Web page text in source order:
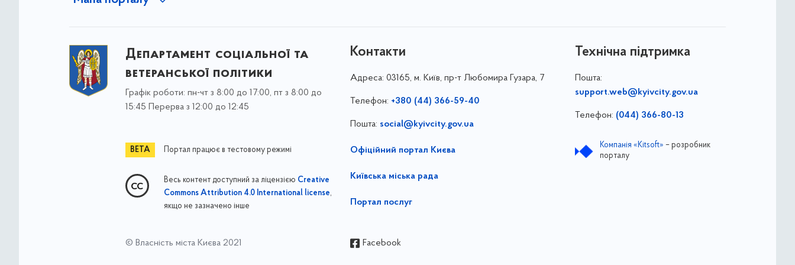
Департамент соціальної та
ветеранської політики
Графік роботи: пн-чт з 8:00 до 17:00, пт з 8:00 до
15:45 Перерва з 12:00 до 12:45
Портал працює в тестовому режимі
Весь контент доступний за ліцензією Creative
Commons Attribution 4.0 International license,
якщо не зазначено інше
Контакти
Адреса: 03165, м. Київ, пр-т Любомира Гузара, 7
Телефон: +380 (44) 366-59-40
Пошта: social@kyivcity.gov.ua
Офіційний портал Києва
Київська міська рада
Портал послуг
Технічна підтримка
Пошта:
support.web@kyivcity.gov.ua
Телефон: (044) 366-80-13
Компанія «Kitsoft» – розробник
порталу
© Власність міста Києва 2021 Facebook